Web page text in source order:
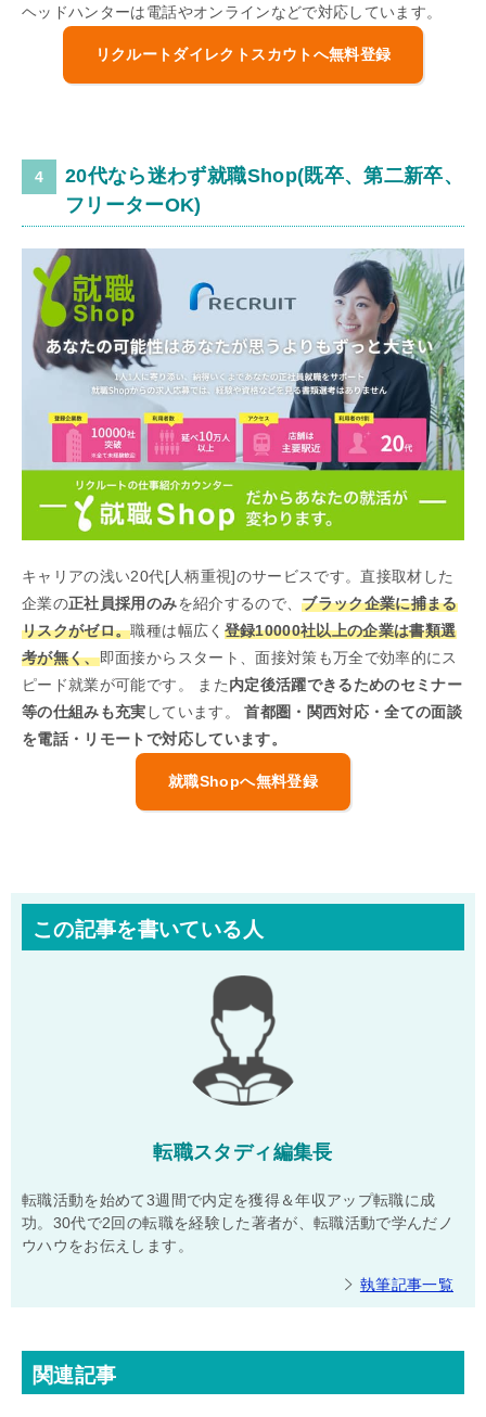
ヘッドハンターは電話やオンラインなどで対応しています。
リクルートダイレクトスカウトへ無料登録
20代なら迷わず就職Shop(既卒、第二新卒、
フリーターOK)
キャリアの浅い20代[人柄重視]のサービスです。直接取材した
企業の正社員採用のみを紹介するので、ブラック企業に捕まる
リスクがゼロ。職種は幅広く 登録10000社以上の企業は書類選
考が無く、即面接からスタート、面接対策も万全で効率的にス
ピード就業が可能です。 また内定後活躍できるためのセミナー
等の仕組みも充実 しています。首都圏・関西対応・全ての面談
を電話・リモートで対応しています。
就職Shopへ無料登録
この記事を書いている人
転職スタディ編集長
転職活動を始めて3週間で内定を獲得＆年収アップ転職に成
功。30代で2回の転職を経験した著者が、転職活動で学んだノ
ウハウをお伝えします。
執筆記事一覧
関連記事